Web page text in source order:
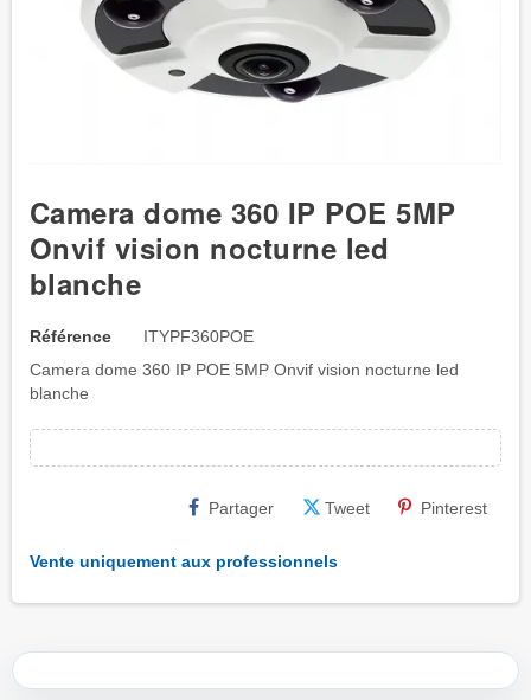
Camera dome 360 IP POE 5MP
Onvif vision nocturne led
blanche
Référence
ITYPF360POE
Camera dome 360 IP POE 5MP Onvif vision nocturne led
blanche
Partager Tweet Pinterest
Vente uniquement aux professionnels